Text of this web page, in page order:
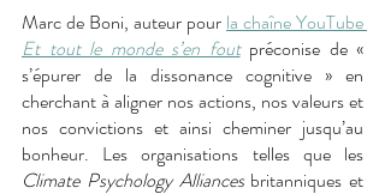
Marc de Boni, auteur pour
Et tout le monde s’en fout préconise de «
s’épurer de la dissonance cognitive » en
cherchant à aligner nos actions, nos valeurs et
nos convictions et ainsi cheminer jusqu’au
Climate Psychology Alliances britanniques et